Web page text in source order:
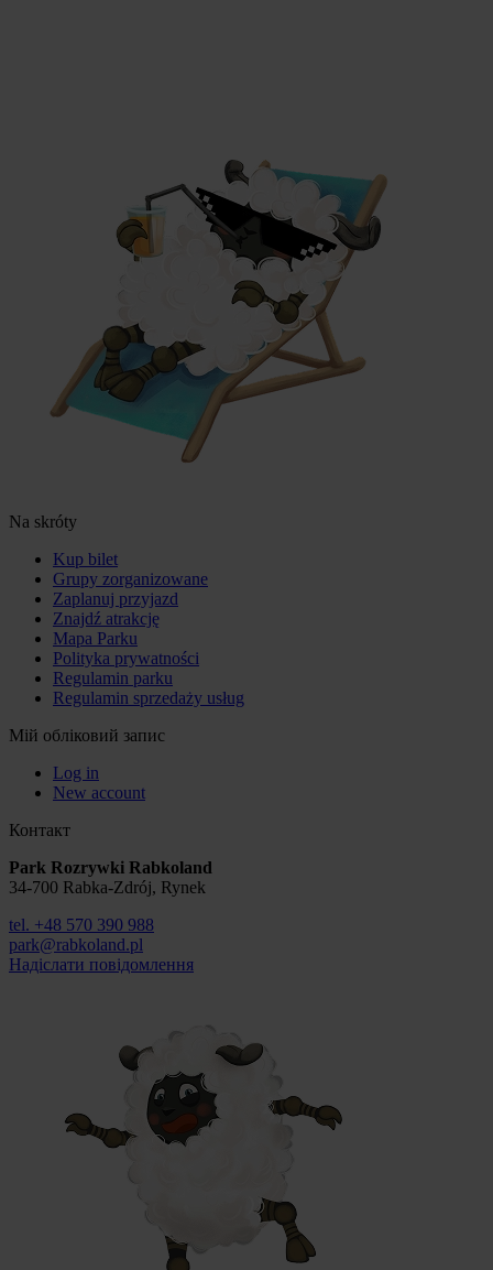
Na skróty
Kup bilet
Grupy zorganizowane
Zaplanuj przyjazd
Znajdź atrakcję
Mapa Parku
Polityka prywatności
Regulamin parku
Regulamin sprzedaży usług
Мій обліковий запис
Log in
New account
Контакт
Park Rozrywki Rabkoland
34-700 Rabka-Zdrój, Rynek
tel. +48 570 390 988
park@rabkoland.pl
Надіслати повідомлення